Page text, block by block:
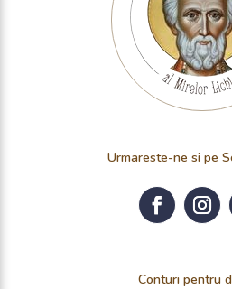
Urmareste-ne si pe
Conturi pentru